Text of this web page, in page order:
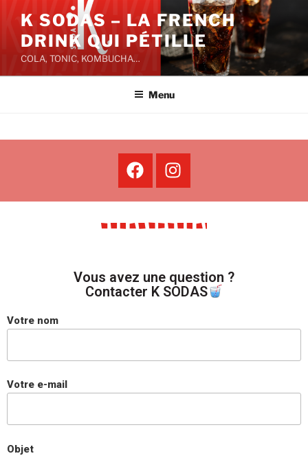
K SODAS – LA FRENCH
DRINK QUI PÉTILLE
COLA, TONIC, KOMBUCHA…
Menu
Vous avez une question ?
Contacter K SODAS
Votre nom
Votre e-mail
Objet